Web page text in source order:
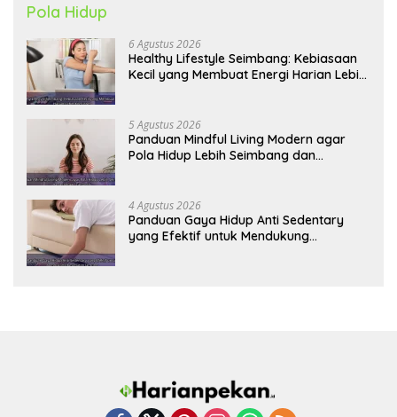
Pola Hidup
6 Agustus 2026
Healthy Lifestyle Seimbang: Kebiasaan
Kecil yang Membuat Energi Harian Lebih
5 Agustus 2026
Panduan Mindful Living Modern agar
Pola Hidup Lebih Seimbang dan
4 Agustus 2026
Panduan Gaya Hidup Anti Sedentary
yang Efektif untuk Mendukung